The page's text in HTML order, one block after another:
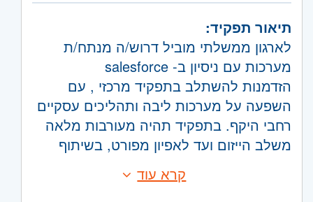
נדרשת ניידות וזמינות מעבר לשעות השירות
נדרש לעבור סיווג ביטחוני .
וגבעתיים, בקעת אונו וגבעת שמואל, חולון
ובת-ים
ירושלים- ירושלים, יהודה ושומרון, בית שמש
השפלה- ראשון לציון ונס- ציונה, רמלה לוד,
רחובות, יבנה
תיאור תפקיד:
לארגון ממשלתי מוביל דרוש/ה מנתח/ת
מערכות עם ניסיון ב- salesforce
הזדמנות להשתלב בתפקיד מרכזי , עם
השפעה על מערכות ליבה ותהליכים עסקיים
רחבי היקף. בתפקיד תהיה מעורבות מלאה
משלב הייזום ועד לאפיון מפורט, בשיתוף
קרא עוד